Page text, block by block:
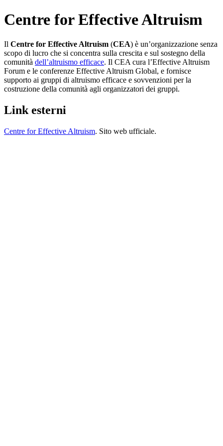
Centre for Effective Altruism
Il Centre for Effective Altruism (CEA) è un’organizzazione senza
scopo di lucro che si concentra sulla crescita e sul sostegno della
comunità dell’altruismo efficace. Il CEA cura l’Effective Altruism
Forum e le conferenze Effective Altruism Global, e fornisce
supporto ai gruppi di altruismo efficace e sovvenzioni per la
costruzione della comunità agli organizzatori dei gruppi.
Link esterni
Centre for Effective Altruism. Sito web ufficiale.